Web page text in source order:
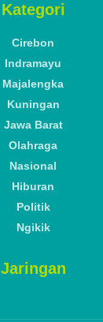
Kategori
Cirebon
Indramayu
Majalengka
Kuningan
Jawa Barat
Olahraga
Nasional
Hiburan
Politik
Ngikik
Jaringan